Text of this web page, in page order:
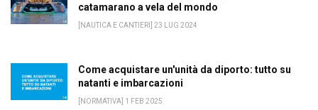
catamarano a vela del mondo
[NAUTICA E CANTIERI] 23 LUG 2024
Come acquistare un'unità da diporto: tutto su
natanti e imbarcazioni
[NORMATIVA] 1 FEB 2025